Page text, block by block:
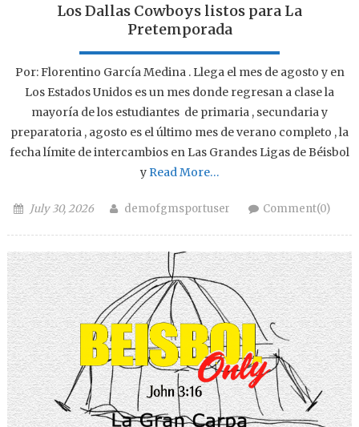
Los Dallas Cowboys listos para La
Pretemporada
Por: Florentino García Medina . Llega el mes de agosto y en
Los Estados Unidos es un mes donde regresan a clase la
mayoría de los estudiantes de primaria , secundaria y
preparatoria , agosto es el último mes de verano completo , la
fecha límite de intercambios en Las Grandes Ligas de Béisbol
yRead More…
Posted on
July 30, 2026 Author
demofgmsportuser Comment(0)